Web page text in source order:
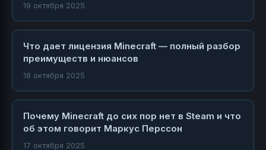
19 октября 2025
Что дает лицензия Minecraft — полный разбор
преимуществ и нюансов
18 октября 2025
Почему Minecraft до сих пор нет в Steam и что
об этом говорит Маркус Перссон
17 октября 2025